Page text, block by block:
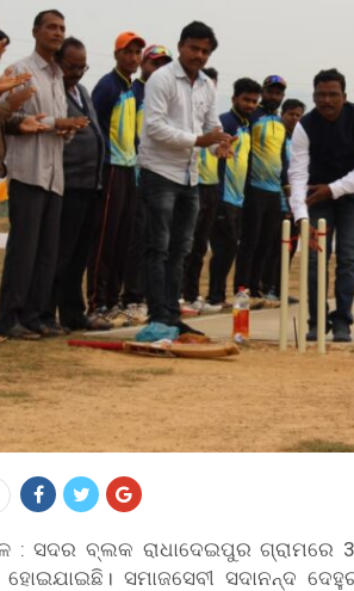
: ସଦର ବ୍ଲକ ରାଧାଦେଇପୁର
ସମାଜସେବୀ ସଦାନନ୍ଦ